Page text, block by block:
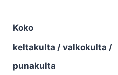
Koko
keltakulta / valkokulta /
punakulta